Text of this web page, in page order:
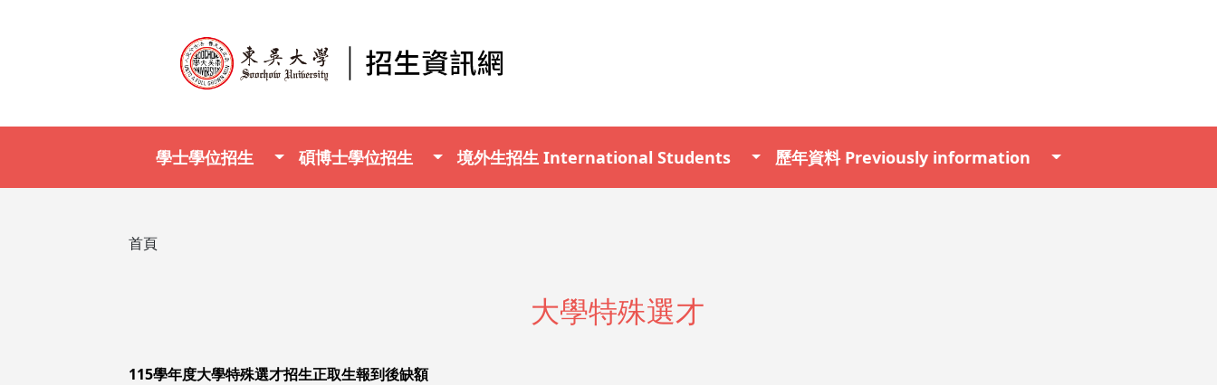
Main navigation
學士學位招生 碩博士學位招生 境外生招生 International Students 歷年資料 Previously information
導航連結
首頁
大學特殊選才
115學年度大學特殊選才招生正取生報到後缺額